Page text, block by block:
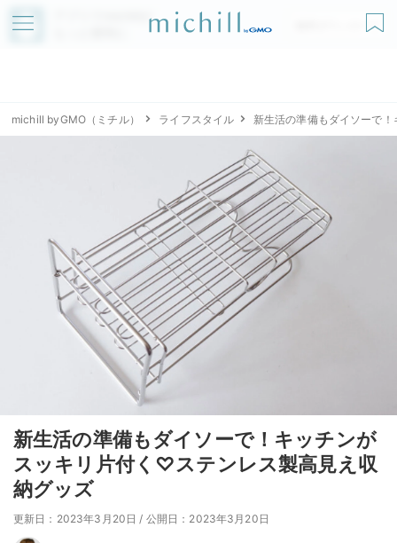
アプリでmichillが
無料ダウンロード
michill byGMO（ミチル） ライフスタイル 新生活の準備もダイソーで
新生活の準備もダイソーで！キッチンが
スッキリ片付く♡ステンレス製高見え収
納グッズ
更新日：2023年3月20日 / 公開日：2023年3月20日